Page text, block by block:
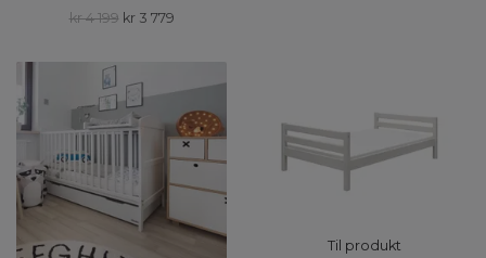
kr 4 199 kr 3 779
Til produkt